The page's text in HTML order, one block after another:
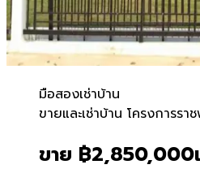
มือสองเช่าบ้าน
ขายและเช่าบ้
ขายและเช่าบ้าน โครงการร
ขาย ฿2,850,000